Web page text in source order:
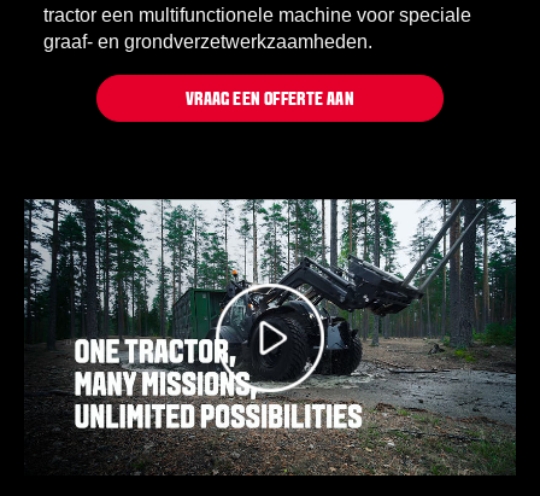
tractor een multifunctionele machine voor speciale
graaf- en grondverzetwerkzaamheden.
VRAAG EEN OFFERTE AAN